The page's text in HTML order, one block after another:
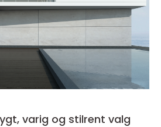
varig og stilrent valg